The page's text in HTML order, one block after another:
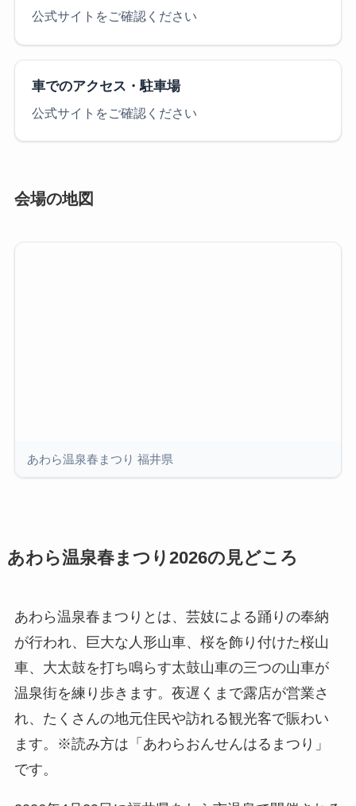
公式サイトをご確認ください
車でのアクセス・駐車場
公式サイトをご確認ください
会場の地図
あわら温泉春まつり 福井県
あわら温泉春まつり2026の見どころ
あわら温泉春まつりとは、芸妓による踊りの奉納
が行われ、巨大な人形山車、桜を飾り付けた桜山
車、大太鼓を打ち鳴らす太鼓山車の三つの山車が
温泉街を練り歩きます。夜遅くまで露店が営業さ
れ、たくさんの地元住民や訪れる観光客で賑わい
ます。※読み方は「あわらおんせんはるまつり」
です。